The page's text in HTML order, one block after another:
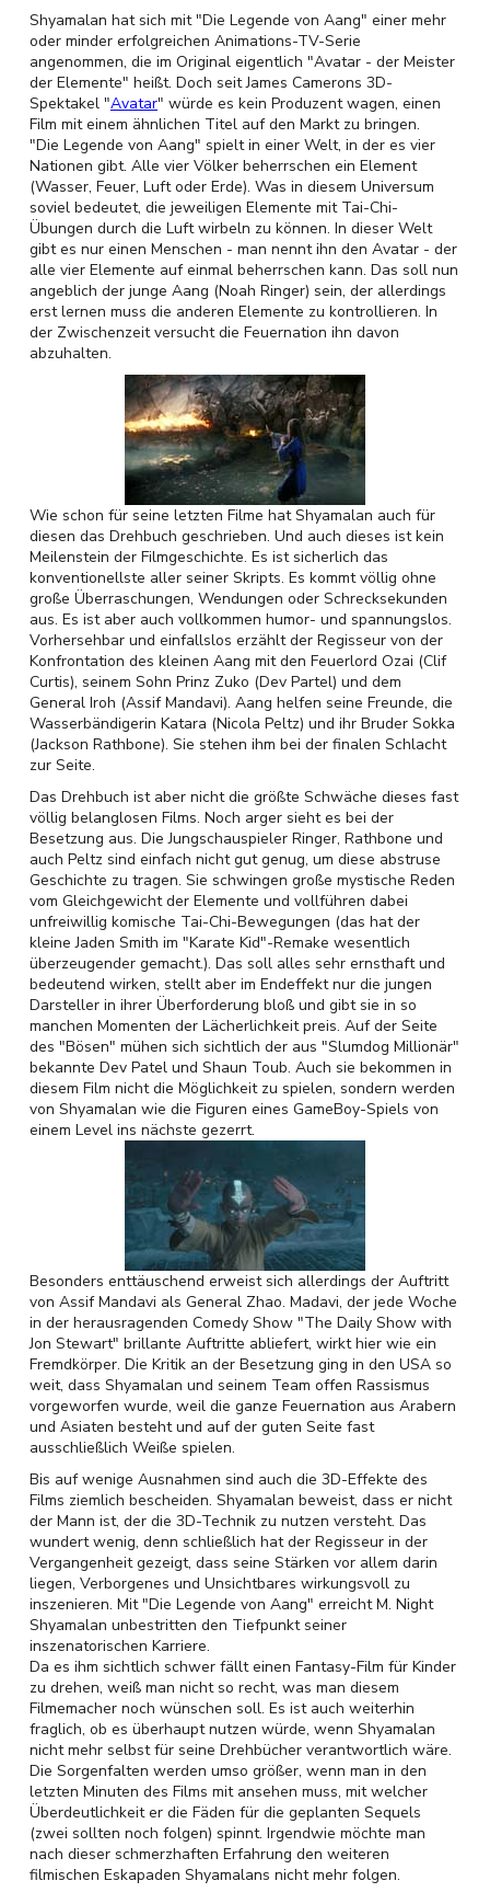
Shyamalan hat sich mit "Die Legende von Aang" einer mehr
oder minder erfolgreichen Animations-TV-Serie
angenommen, die im Original eigentlich "Avatar - der Meister
der Elemente" heißt. Doch seit James Camerons 3D-
Spektakel "Avatar" würde es kein Produzent wagen, einen
Film mit einem ähnlichen Titel auf den Markt zu bringen.
"Die Legende von Aang" spielt in einer Welt, in der es vier
Nationen gibt. Alle vier Völker beherrschen ein Element
(Wasser, Feuer, Luft oder Erde). Was in diesem Universum
soviel bedeutet, die jeweiligen Elemente mit Tai-Chi-
Übungen durch die Luft wirbeln zu können. In dieser Welt
gibt es nur einen Menschen - man nennt ihn den Avatar - der
alle vier Elemente auf einmal beherrschen kann. Das soll nun
angeblich der junge Aang (Noah Ringer) sein, der allerdings
erst lernen muss die anderen Elemente zu kontrollieren. In
der Zwischenzeit versucht die Feuernation ihn davon
abzuhalten.
Wie schon für seine letzten Filme hat Shyamalan auch für
diesen das Drehbuch geschrieben. Und auch dieses ist kein
Meilenstein der Filmgeschichte. Es ist sicherlich das
konventionellste aller seiner Skripts. Es kommt völlig ohne
große Überraschungen, Wendungen oder Schrecksekunden
aus. Es ist aber auch vollkommen humor- und spannungslos.
Vorhersehbar und einfallslos erzählt der Regisseur von der
Konfrontation des kleinen Aang mit den Feuerlord Ozai (Clif
Curtis), seinem Sohn Prinz Zuko (Dev Partel) und dem
General Iroh (Assif Mandavi). Aang helfen seine Freunde, die
Wasserbändigerin Katara (Nicola Peltz) und ihr Bruder Sokka
(Jackson Rathbone). Sie stehen ihm bei der finalen Schlacht
zur Seite.
Das Drehbuch ist aber nicht die größte Schwäche dieses fast
völlig belanglosen Films. Noch arger sieht es bei der
Besetzung aus. Die Jungschauspieler Ringer, Rathbone und
auch Peltz sind einfach nicht gut genug, um diese abstruse
Geschichte zu tragen. Sie schwingen große mystische Reden
vom Gleichgewicht der Elemente und vollführen dabei
unfreiwillig komische Tai-Chi-Bewegungen (das hat der
kleine Jaden Smith im "Karate Kid"-Remake wesentlich
überzeugender gemacht.). Das soll alles sehr ernsthaft und
bedeutend wirken, stellt aber im Endeffekt nur die jungen
Darsteller in ihrer Überforderung bloß und gibt sie in so
manchen Momenten der Lächerlichkeit preis. Auf der Seite
des "Bösen" mühen sich sichtlich der aus "Slumdog Millionär"
bekannte Dev Patel und Shaun Toub. Auch sie bekommen in
diesem Film nicht die Möglichkeit zu spielen, sondern werden
von Shyamalan wie die Figuren eines GameBoy-Spiels von
einem Level ins nächste gezerrt.
Besonders enttäuschend erweist sich allerdings der Auftritt
von Assif Mandavi als General Zhao. Madavi, der jede Woche
in der herausragenden Comedy Show "The Daily Show with
Jon Stewart" brillante Auftritte abliefert, wirkt hier wie ein
Fremdkörper. Die Kritik an der Besetzung ging in den USA so
weit, dass Shyamalan und seinem Team offen Rassismus
vorgeworfen wurde, weil die ganze Feuernation aus Arabern
und Asiaten besteht und auf der guten Seite fast
ausschließlich Weiße spielen.
Bis auf wenige Ausnahmen sind auch die 3D-Effekte des
Films ziemlich bescheiden. Shyamalan beweist, dass er nicht
der Mann ist, der die 3D-Technik zu nutzen versteht. Das
wundert wenig, denn schließlich hat der Regisseur in der
Vergangenheit gezeigt, dass seine Stärken vor allem darin
liegen, Verborgenes und Unsichtbares wirkungsvoll zu
inszenieren. Mit "Die Legende von Aang" erreicht M. Night
Shyamalan unbestritten den Tiefpunkt seiner
inszenatorischen Karriere.
Da es ihm sichtlich schwer fällt einen Fantasy-Film für Kinder
zu drehen, weiß man nicht so recht, was man diesem
Filmemacher noch wünschen soll. Es ist auch weiterhin
fraglich, ob es überhaupt nutzen würde, wenn Shyamalan
nicht mehr selbst für seine Drehbücher verantwortlich wäre.
Die Sorgenfalten werden umso größer, wenn man in den
letzten Minuten des Films mit ansehen muss, mit welcher
Überdeutlichkeit er die Fäden für die geplanten Sequels
(zwei sollten noch folgen) spinnt. Irgendwie möchte man
nach dieser schmerzhaften Erfahrung den weiteren
filmischen Eskapaden Shyamalans nicht mehr folgen.